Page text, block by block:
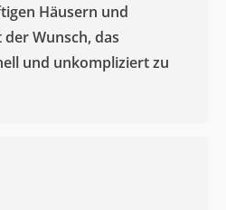
Häusern und
Wunsch, das
und unkompliziert zu